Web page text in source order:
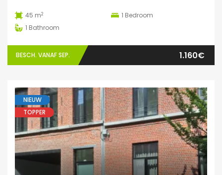
45 m2 1 Bedroom
1 Bathroom
BESCH. VANAF SEP. 1.160€
NIEUW
TOPPER